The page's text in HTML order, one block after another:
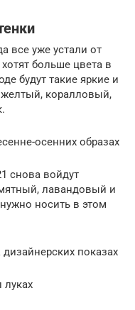
все уже устали от
больше цвета в
будут такие яркие и
коралловый,
осенних образах
снова войдут
лавандовый и
носить в этом
показах
луках